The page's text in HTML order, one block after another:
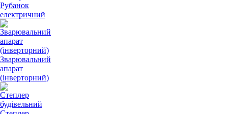
Рубанок
електричний
Зварювальний
апарат
(інверторний)